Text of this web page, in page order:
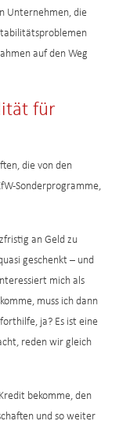
Unternehmen, die
auf den Weg
für
die von den
Sonderprogramme,
an Geld zu
geschenkt – und
mich als
muss ich dann
ja? Es ist eine
reden wir gleich
bekomme, den
und so weiter